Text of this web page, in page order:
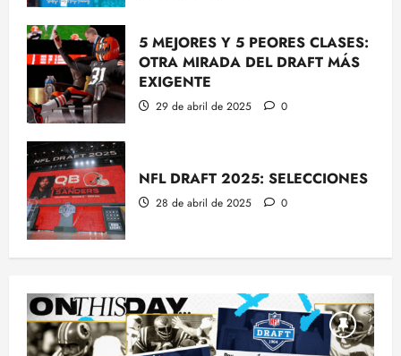
5 MEJORES Y 5 PEORES CLASES:
OTRA MIRADA DEL DRAFT MÁS
EXIGENTE
29 de abril de 2025 0
NFL DRAFT 2025: SELECCIONES
28 de abril de 2025 0